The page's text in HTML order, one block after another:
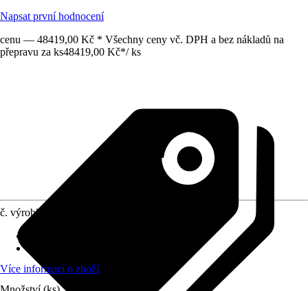
Napsat první hodnocení
cenu — 48419,00 Kč * Všechny ceny vč. DPH a bez nákladů na
přepravu za ks48419,00 Kč*/ ks
č. výrobku
Více informací o zboží